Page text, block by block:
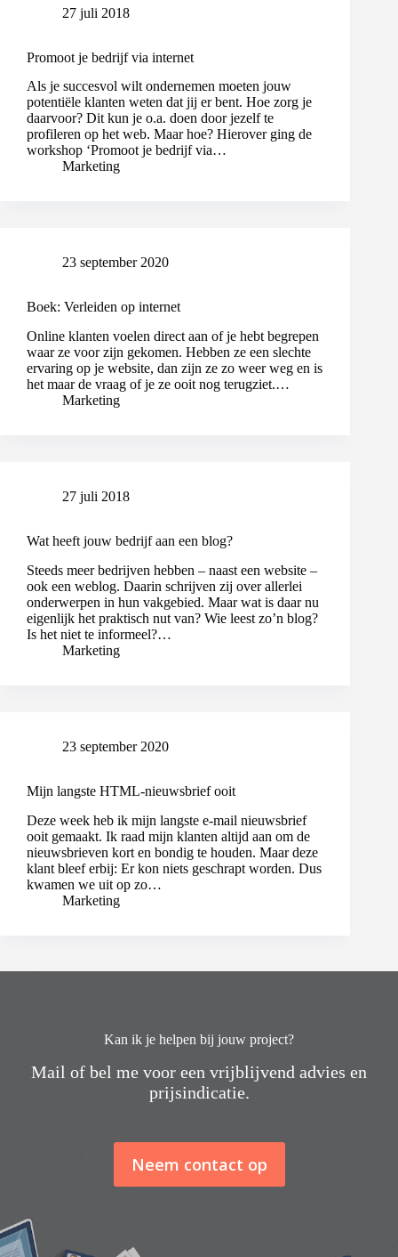
27 juli 2018
Promoot je bedrijf via internet
Als je succesvol wilt ondernemen moeten jouw
potentiële klanten weten dat jij er bent. Hoe zorg je
daarvoor? Dit kun je o.a. doen door jezelf te
profileren op het web. Maar hoe? Hierover ging de
workshop ‘Promoot je bedrijf via…
Marketing
23 september 2020
Boek: Verleiden op internet
Online klanten voelen direct aan of je hebt begrepen
waar ze voor zijn gekomen. Hebben ze een slechte
ervaring op je website, dan zijn ze zo weer weg en is
het maar de vraag of je ze ooit nog terugziet.…
Marketing
27 juli 2018
Wat heeft jouw bedrijf aan een blog?
Steeds meer bedrijven hebben – naast een website –
ook een weblog. Daarin schrijven zij over allerlei
onderwerpen in hun vakgebied. Maar wat is daar nu
eigenlijk het praktisch nut van? Wie leest zo’n blog?
Is het niet te informeel?…
Marketing
23 september 2020
Mijn langste HTML-nieuwsbrief ooit
Deze week heb ik mijn langste e-mail nieuwsbrief
ooit gemaakt. Ik raad mijn klanten altijd aan om de
nieuwsbrieven kort en bondig te houden. Maar deze
klant bleef erbij: Er kon niets geschrapt worden. Dus
kwamen we uit op zo…
Marketing
Kan ik je helpen bij jouw project?
Mail of bel me voor een vrijblijvend advies en
prijsindicatie.
Neem contact op